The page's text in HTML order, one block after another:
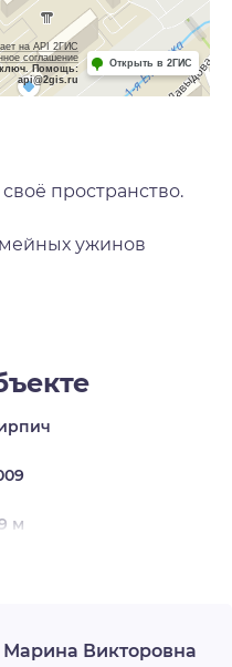
на API 2ГИС
соглашение
ключ. Помощь:
api@2gis.ru
Открыть в 2ГИС
пространство.
ужинов
подъёмов с
не требует
площадь,
в семьях
комиссия агентству
м
Викторовна